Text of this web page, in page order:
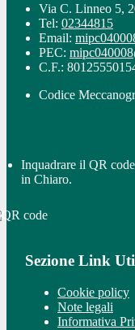
Via C. Linneo 5,
Tel: 02344815
Email:
PEC:
C.F.:
Codice
Inquadrare il QR
in Chiaro.
Sezione Link
Cookie policy
Note legali
Informativa